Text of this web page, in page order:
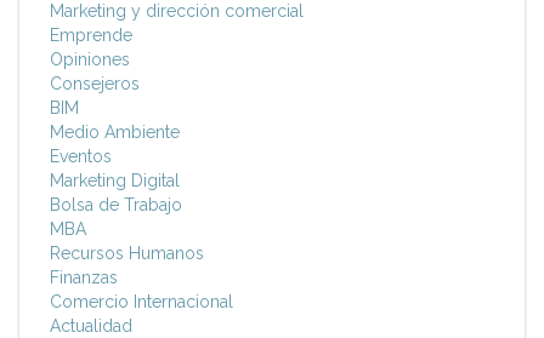
Marketing y dirección comercial
Emprende
Opiniones
Consejeros
BIM
Medio Ambiente
Eventos
Marketing Digital
Bolsa de Trabajo
MBA
Recursos Humanos
Finanzas
Comercio Internacional
Actualidad